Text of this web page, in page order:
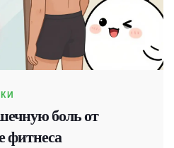
боль от
фитнеса